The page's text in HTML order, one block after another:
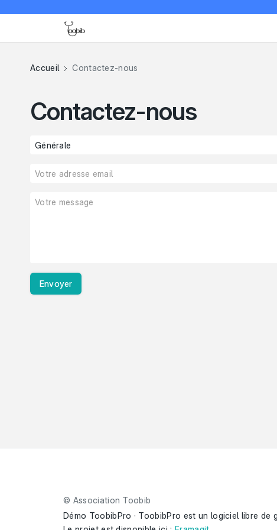
Accueil Contactez-nous
Contactez-nous
Envoyer
© Association Toobib
Démo ToobibPro · ToobibPro est un logiciel libre de